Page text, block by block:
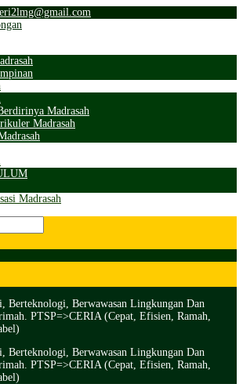
Madrasah
Madrasah
Madrasah
Berteknologi, Berwawasan Lingkungan Dan
PTSP=>CERIA (Cepat, Efisien, Ramah,
Berteknologi, Berwawasan Lingkungan Dan
PTSP=>CERIA (Cepat, Efisien, Ramah,